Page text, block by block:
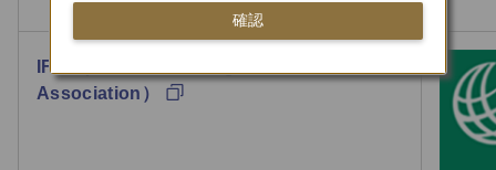
IFSA (International Flight Services
Association）
確認